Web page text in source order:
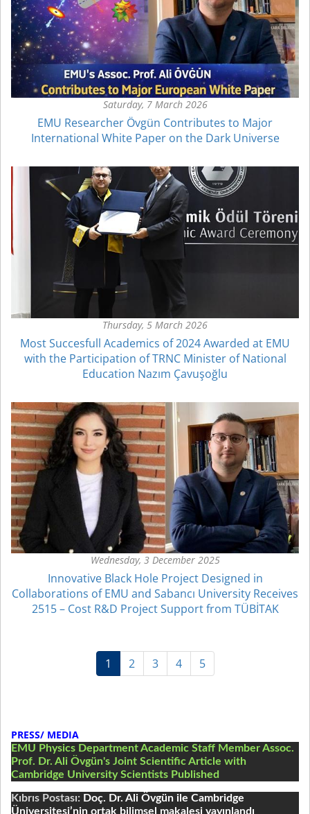
Saturday, 7 March 2026
EMU Researcher Övgün Contributes to Major
International White Paper on the Dark Universe
Thursday, 5 March 2026
Most Succesfull Academics of 2024 Awarded at EMU
with the Participation of TRNC Minister of National
Education Nazım Çavuşoğlu
Wednesday, 3 December 2025
Innovative Black Hole Project Designed in
Collaborations of EMU and Sabancı University Receives
2515 – Cost R&D Project Support from TÜBİTAK
1 (current)
2 3 4 5
PRESS/ MEDIA
EMU Physics Department Academic Staff Member Assoc.
Prof. Dr. Ali Övgün's Joint Scientific Article with
Cambridge University Scientists Published
Kıbrıs Postası: Doç. Dr. Ali Övgün ile Cambridge
Üniversitesi’nin ortak bilimsel makalesi yayınlandı